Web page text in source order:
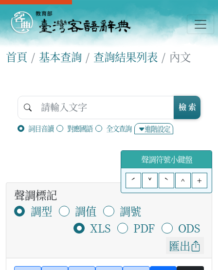
首頁 基本查詢 查詢結果列表 內文
詞目音讀 對應國語 全文查詢 進階設定
檢 索
聲調符號小鍵盤
ˊ
ˇ ˋ ^ +
聲調標記
調型
調值
調號
XLS
PDF
ODS
匯出